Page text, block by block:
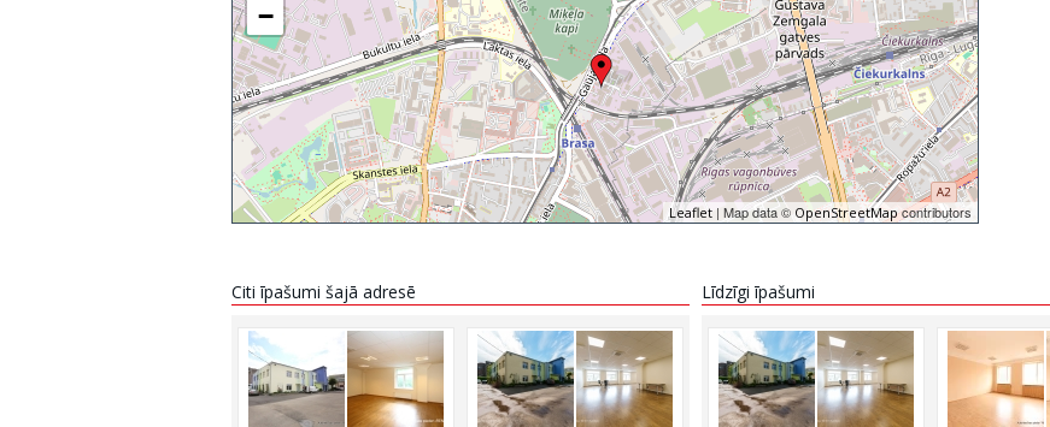
−
Leaflet | Map data © OpenStreetMapcontributors
Citi īpašumi šajā adresē Līdzīgi īpašumi